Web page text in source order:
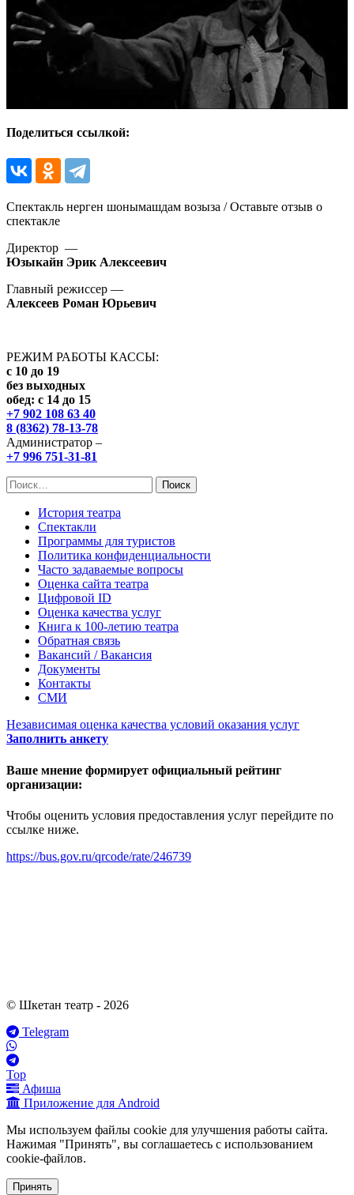
Поделиться ссылкой:
Спектакль нерген шонымашдам возыза / Оставьте отзыв о
спектакле
Директор —
Юзыкайн Эрик Алексеевич
Главный режиссер —
Алексеев Роман Юрьевич
РЕЖИМ РАБОТЫ КАССЫ:
с 10 до 19
без выходных
обед: с 14 до 15
+7 902 108 63 40
8 (8362) 78-13-78
Администратор –
+7 996 751-31-81
Найти:
История театра
Спектакли
Программы для туристов
Политика конфиденциальности
Часто задаваемые вопросы
Оценка сайта театра
Цифровой ID
Оценка качества услуг
Книга к 100-летию театра
Обратная связь
Вакансий / Вакансия
Документы
Контакты
СМИ
Независимая оценка качества условий оказания услуг
Заполнить анкету
Ваше мнение формирует официальный рейтинг
организации:
Чтобы оценить условия предоставления услуг перейдите по
ссылке ниже.
https://bus.gov.ru/qrcode/rate/246739
© Шкетан театр - 2026
Telegram
Top
Афиша
Приложение для Android
Мы используем файлы cookie для улучшения работы сайта.
Нажимая "Принять", вы соглашаетесь с использованием
cookie-файлов.
Принять